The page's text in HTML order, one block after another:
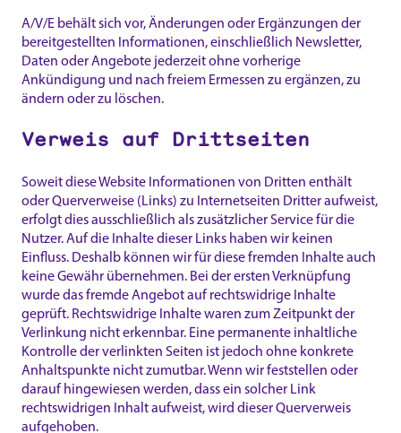
A/V/E behält sich vor, Änderungen oder Ergänzungen der
bereitgestellten Informationen, einschließlich Newsletter,
Daten oder Angebote jederzeit ohne vorherige
Ankündigung und nach freiem Ermessen zu ergänzen, zu
ändern oder zu löschen.
Verweis auf Drittseiten
Soweit diese Website Informationen von Dritten enthält
oder Querverweise (Links) zu Internetseiten Dritter aufweist,
erfolgt dies ausschließlich als zusätzlicher Service für die
Nutzer. Auf die Inhalte dieser Links haben wir keinen
Einfluss. Deshalb können wir für diese fremden Inhalte auch
keine Gewähr übernehmen. Bei der ersten Verknüpfung
wurde das fremde Angebot auf rechtswidrige Inhalte
geprüft. Rechtswidrige Inhalte waren zum Zeitpunkt der
Verlinkung nicht erkennbar. Eine permanente inhaltliche
Kontrolle der verlinkten Seiten ist jedoch ohne konkrete
Anhaltspunkte nicht zumutbar. Wenn wir feststellen oder
darauf hingewiesen werden, dass ein solcher Link
rechtswidrigen Inhalt aufweist, wird dieser Querverweis
aufgehoben.